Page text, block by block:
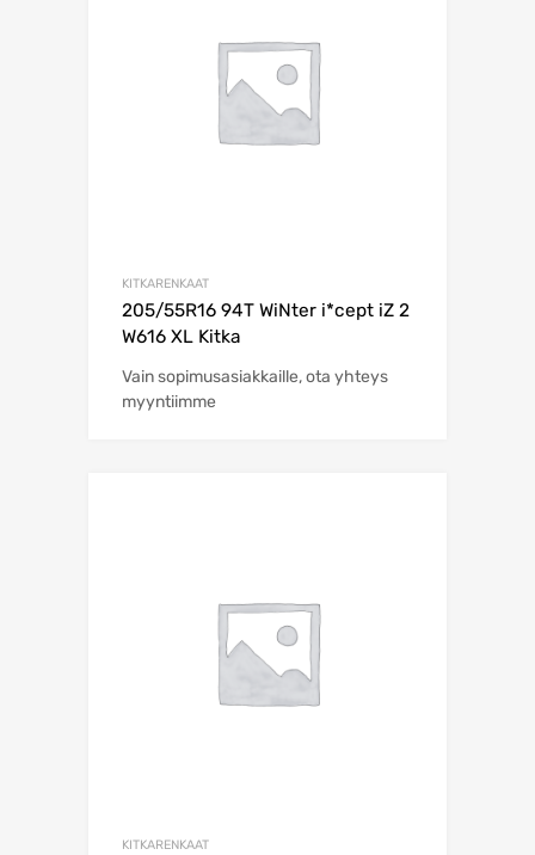
KITKARENKAAT
205/55R16 94T WiNter i*cept iZ 2
W616 XL Kitka
Vain sopimusasiakkaille, ota yhteys
myyntiimme
KITKARENKAAT